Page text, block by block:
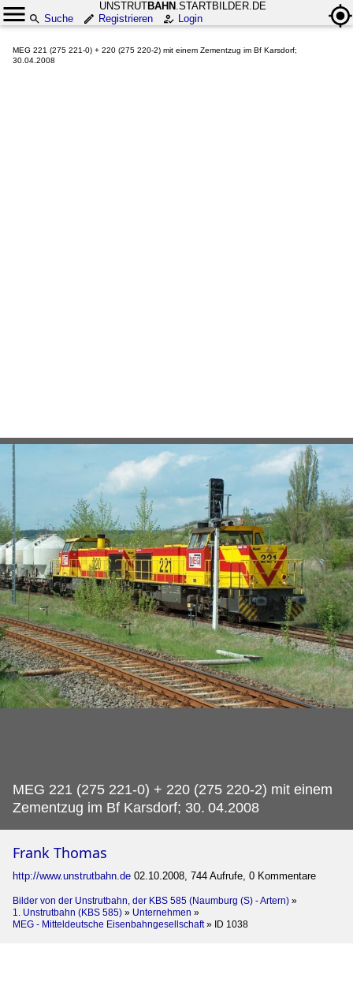
UNSTRUTBAHN .STARTBILDER.DE
Suche
Registrieren Login
MEG 221 (275 221-0) + 220 (275 220-2) mit einem Zementzug im Bf Karsdorf;
30.04.2008
MEG 221 (275 221-0) + 220 (275 220-2) mit einem
Zementzug im Bf Karsdorf; 30. 04.2008
Frank Thomas
http://www.unstrutbahn.de 02.10.2008, 744 Aufrufe, 0 Kommentare
Bilder von der Unstrutbahn, der KBS 585 (Naumburg (S) - Artern) »
1. Unstrutbahn (KBS 585) » Unternehmen »
MEG - Mitteldeutsche Eisenbahngesellschaft» ID 1038